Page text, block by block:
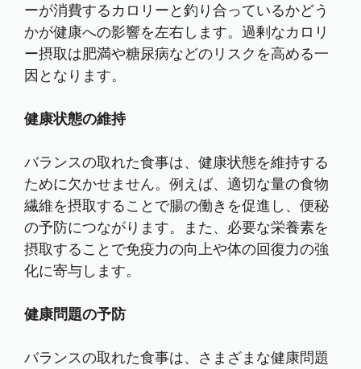
ーが消費するカロリーと釣り合っているかどう
かが健康への影響を左右します。過剰なカロリ
ー摂取は肥満や糖尿病などのリスクを高める一
因となります。
健康状態の維持
バランスの取れた食事は、健康状態を維持する
ために欠かせません。例えば、適切な量の食物
繊維を摂取することで腸の働きを促進し、便秘
の予防につながります。また、必要な栄養素を
摂取することで免疫力の向上や体の回復力の強
化に寄与します。
健康問題の予防
バランスの取れた食事は、さまざまな健康問題